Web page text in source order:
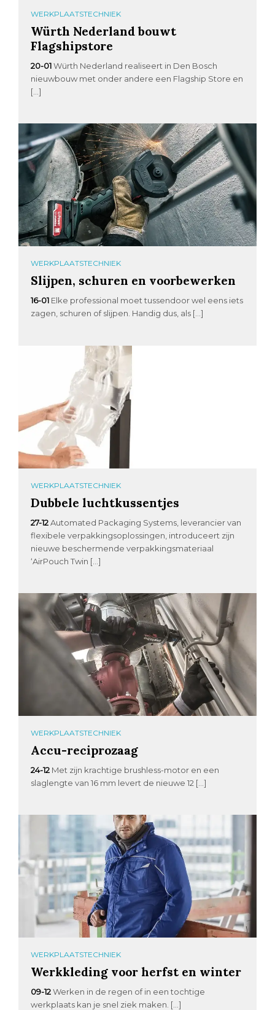
WERKPLAATSTECHNIEK
Würth Nederland bouwt
Flagshipstore
20-01 Würth Nederland realiseert in Den Bosch
nieuwbouw met onder andere een Flagship Store en
[…]
WERKPLAATSTECHNIEK
Slijpen, schuren en voorbewerken
16-01 Elke professional moet tussendoor wel eens iets
zagen, schuren of slijpen. Handig dus, als […]
WERKPLAATSTECHNIEK
Dubbele luchtkussentjes
27-12 Automated Packaging Systems, leverancier van
flexibele verpakkingsoplossingen, introduceert zijn
nieuwe beschermende verpakkingsmateriaal
‘AirPouch Twin […]
WERKPLAATSTECHNIEK
Accu-reciprozaag
24-12 Met zijn krachtige brushless-motor en een
slaglengte van 16 mm levert de nieuwe 12 […]
WERKPLAATSTECHNIEK
Werkkleding voor herfst en winter
09-12 Werken in de regen of in een tochtige
werkplaats kan je snel ziek maken. […]